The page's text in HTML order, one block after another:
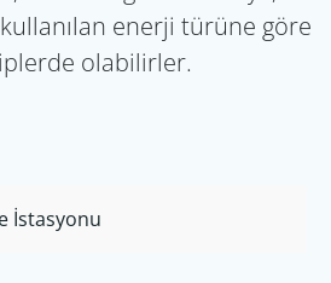
enerji türüne göre
olabilirler.
İstasyonu